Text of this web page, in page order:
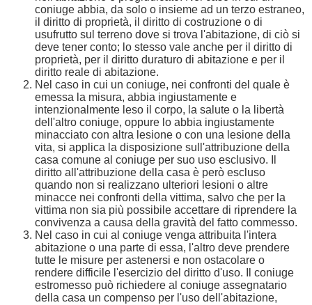
coniuge abbia, da solo o insieme ad un terzo estraneo,
il diritto di proprietà, il diritto di costruzione o di
usufrutto sul terreno dove si trova l'abitazione, di ciò si
deve tener conto; lo stesso vale anche per il diritto di
proprietà, per il diritto duraturo di abitazione e per il
diritto reale di abitazione.
Nel caso in cui un coniuge, nei confronti del quale è
emessa la misura, abbia ingiustamente e
intenzionalmente leso il corpo, la salute o la libertà
dell'altro coniuge, oppure lo abbia ingiustamente
minacciato con altra lesione o con una lesione della
vita, si applica la disposizione sull'attribuzione della
casa comune al coniuge per suo uso esclusivo. Il
diritto all'attribuzione della casa è però escluso
quando non si realizzano ulteriori lesioni o altre
minacce nei confronti della vittima, salvo che per la
vittima non sia più possibile accettare di riprendere la
convivenza a causa della gravità del fatto commesso.
Nel caso in cui al coniuge venga attribuita l'intera
abitazione o una parte di essa, l'altro deve prendere
tutte le misure per astenersi e non ostacolare o
rendere difficile l'esercizio del diritto d'uso. Il coniuge
estromesso può richiedere al coniuge assegnatario
della casa un compenso per l'uso dell'abitazione,